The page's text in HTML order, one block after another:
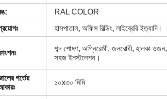
RAL COLOR
হাসপাতাল, অফিস বিল্ডিং, লাইব্রেরি ইত্যাদি।
শব্দ শোষণ, অগ্নিরোধী, জলরোধী, হালকা ওজন,
সহজ ইনস্টলেশন।
গর্তের
১০x৩০ মিমি